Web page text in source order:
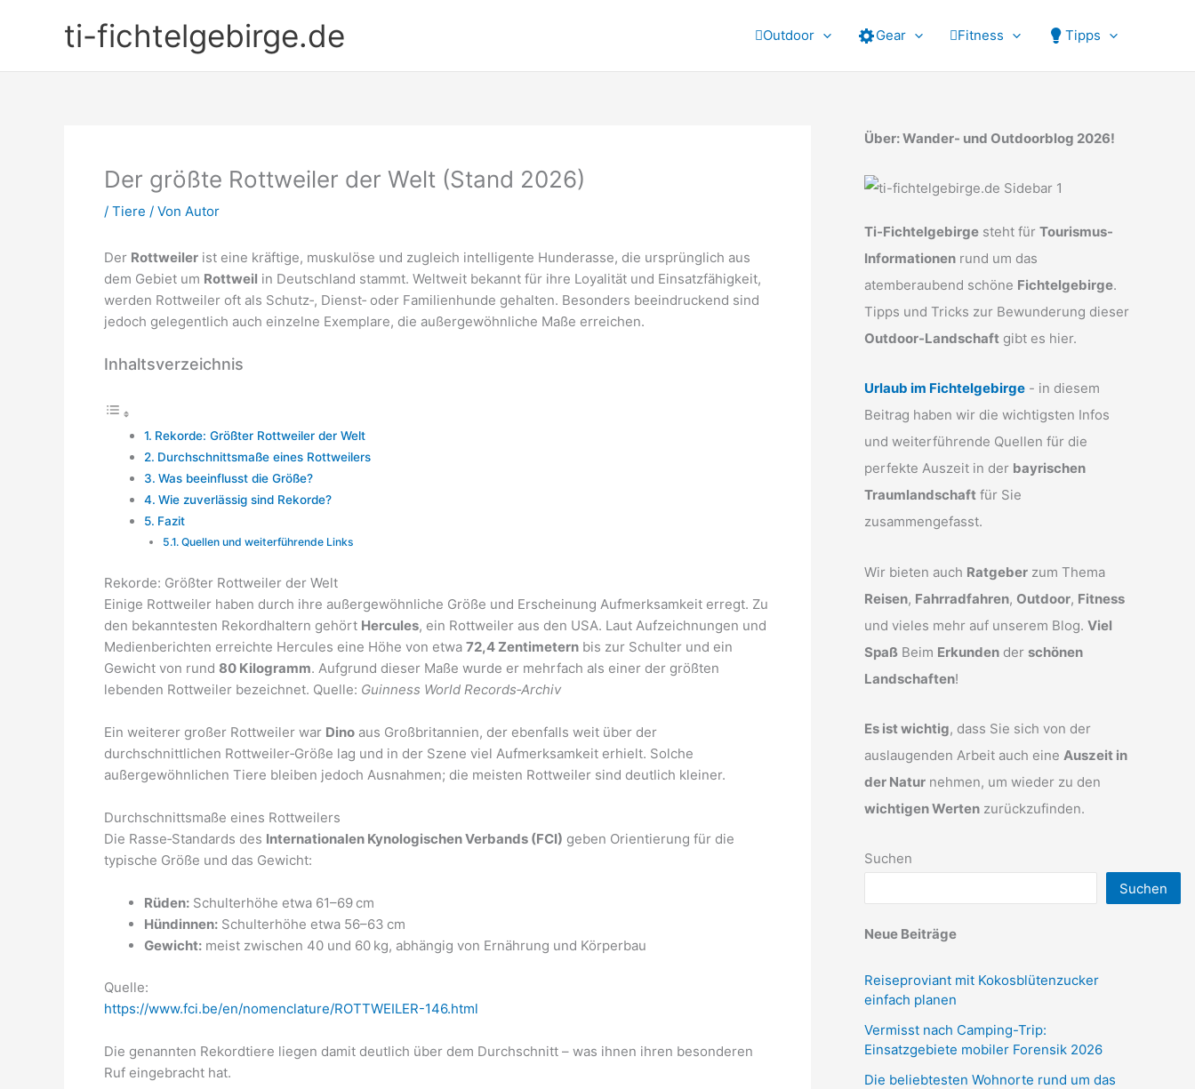
ti-fichtelgebirge.de Outdoor Gear Fitness Tipps
Der größte Rottweiler der Welt (Stand 2026)
/ Tiere / Von Autor
Der Rottweiler ist eine kräftige, muskulöse und zugleich intelligente Hunderasse, die ursprünglich aus
dem Gebiet um Rottweil in Deutschland stammt. Weltweit bekannt für ihre Loyalität und Einsatzfähigkeit,
werden Rottweiler oft als Schutz‑, Dienst‑ oder Familienhunde gehalten. Besonders beeindruckend sind
jedoch gelegentlich auch einzelne Exemplare, die außergewöhnliche Maße erreichen.
Inhaltsverzeichnis
Rekorde: Größter Rottweiler der Welt
Durchschnittsmaße eines Rottweilers
Was beeinflusst die Größe?
Wie zuverlässig sind Rekorde?
Fazit
Quellen und weiterführende Links
Rekorde: Größter Rottweiler der Welt
Einige Rottweiler haben durch ihre außergewöhnliche Größe und Erscheinung Aufmerksamkeit erregt. Zu
den bekanntesten Rekordhaltern gehört Hercules, ein Rottweiler aus den USA. Laut Aufzeichnungen und
Medienberichten erreichte Hercules eine Höhe von etwa 72,4 Zentimetern bis zur Schulter und ein
Gewicht von rund 80 Kilogramm. Aufgrund dieser Maße wurde er mehrfach als einer der größten
lebenden Rottweiler bezeichnet. Quelle: Guinness World Records‑Archiv
Ein weiterer großer Rottweiler war Dino aus Großbritannien, der ebenfalls weit über der
durchschnittlichen Rottweiler‑Größe lag und in der Szene viel Aufmerksamkeit erhielt. Solche
außergewöhnlichen Tiere bleiben jedoch Ausnahmen; die meisten Rottweiler sind deutlich kleiner.
Durchschnittsmaße eines Rottweilers
Die Rasse‑Standards des Internationalen Kynologischen Verbands (FCI) geben Orientierung für die
typische Größe und das Gewicht:
Rüden: Schulterhöhe etwa 61–69 cm
Hündinnen: Schulterhöhe etwa 56–63 cm
Gewicht: meist zwischen 40 und 60 kg, abhängig von Ernährung und Körperbau
Quelle:
https://www.fci.be/en/nomenclature/ROTTWEILER-146.html
Die genannten Rekordtiere liegen damit deutlich über dem Durchschnitt – was ihnen ihren besonderen
Ruf eingebracht hat.
Über: Wander- und Outdoorblog 2026!
Ti-Fichtelgebirge steht für Tourismus-
Informationen rund um das
atemberaubend schöne Fichtelgebirge.
Tipps und Tricks zur Bewunderung dieser
Outdoor-Landschaft gibt es hier.
Urlaub im Fichtelgebirge - in diesem
Beitrag haben wir die wichtigsten Infos
und weiterführende Quellen für die
perfekte Auszeit in der bayrischen
Traumlandschaft für Sie
zusammengefasst.
Wir bieten auch Ratgeber zum Thema
Reisen, Fahrradfahren, Outdoor, Fitness
und vieles mehr auf unserem Blog. Viel
Spaß Beim Erkunden der schönen
Landschaften!
Es ist wichtig, dass Sie sich von der
auslaugenden Arbeit auch eine Auszeit in
der Natur nehmen, um wieder zu den
wichtigen Werten zurückzufinden.
Suchen
Suchen
Neue Beiträge
Reiseproviant mit Kokosblütenzucker
einfach planen
Vermisst nach Camping-Trip:
Einsatzgebiete mobiler Forensik 2026
Die beliebtesten Wohnorte rund um das